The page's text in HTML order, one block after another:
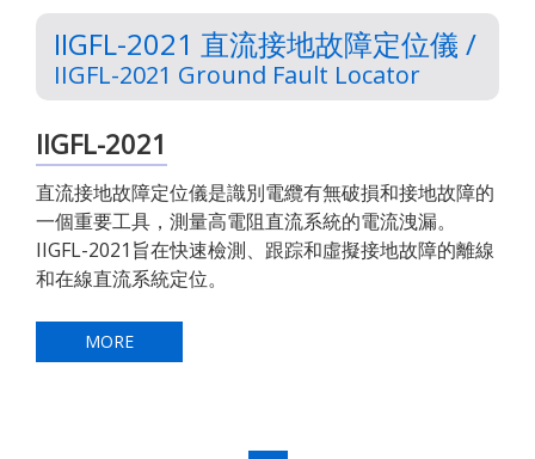
IIGFL-2021 直流接地故障定位儀 /
IIGFL-2021 Ground Fault Locator
IIGFL-2021
直流接地故障定位儀是識別電纜有無破損和接地故障的
一個重要工具，測量高電阻直流系統的電流洩漏。
IIGFL-2021旨在快速檢測、跟踪和虛擬接地故障的離線
和在線直流系統定位。
MORE